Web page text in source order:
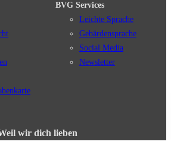
BVG Services
Leichte Sprache
Gebärdensprache
Social Media
Newsletter
wir dich lieben